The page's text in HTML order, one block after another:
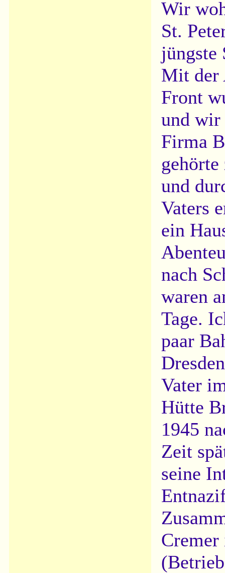
Wir
St.
jüngste
Mit der
Front
und wir
Firma
und
Vaters
ein
nach
waren
Tage.
paar
Vater
Hütte
1945
Zeit
seine